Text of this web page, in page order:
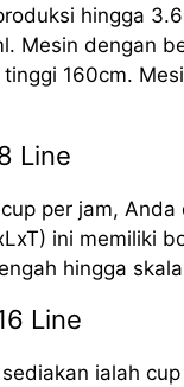
hingga
Mesin dengan
160cm.
Line
per jam,
ini memiliki
hingga
Line
ialah